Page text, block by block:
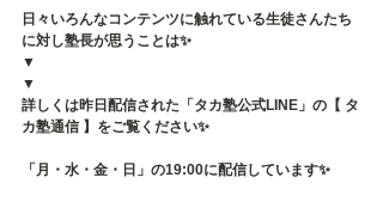
日々いろんなコンテンツに触れている生徒さんたち
に対し塾長が思うことは✨
▼
▼
詳しくは昨日配信された「タカ塾公式LINE」の【 タ
カ塾通信 】をご覧ください✨
「月・水・金・日」の19:00に配信しています✨